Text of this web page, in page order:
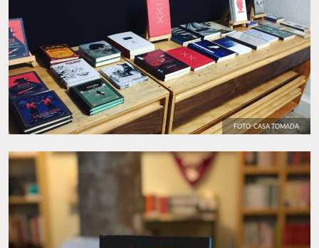
Dirección: Pachuca 146-a, Condesa.
Teléfono: 55 6387 8898
Sitio web:
casatomada.com.mx
FOTO: CASA TOMADA